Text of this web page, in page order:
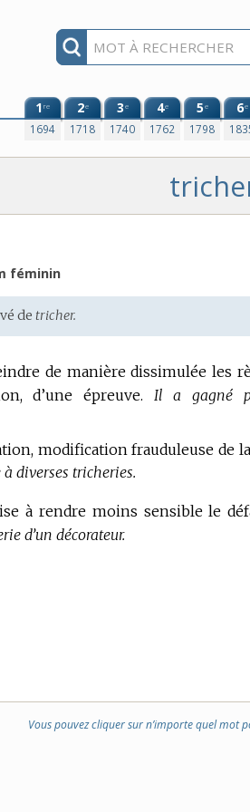
1re
1694
2e
1718
3e
1740
4e
1762
5e
1798
6e
féminin
detricher.
de manière dissimulée les
d’une épreuve.
Il a gagné
modification frauduleuse de
à diverses tricheries.
à rendre moins sensible le
d’un décorateur.
Vous pouvez cliquer sur n’importe quel mot